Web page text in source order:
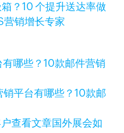
？10 个提升送达率做
营销增长专家
平台有哪些？10款邮
查看文章国外展会如